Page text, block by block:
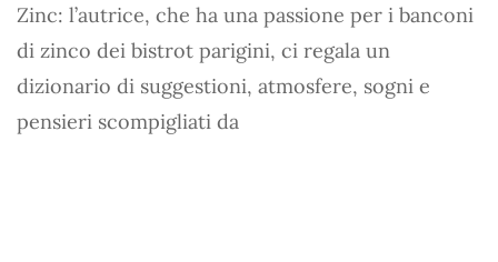
Zinc: l’autrice, che ha una passione per i banconi
di zinco dei bistrot parigini, ci regala un
dizionario di suggestioni, atmosfere, sogni e
pensieri scompigliati da